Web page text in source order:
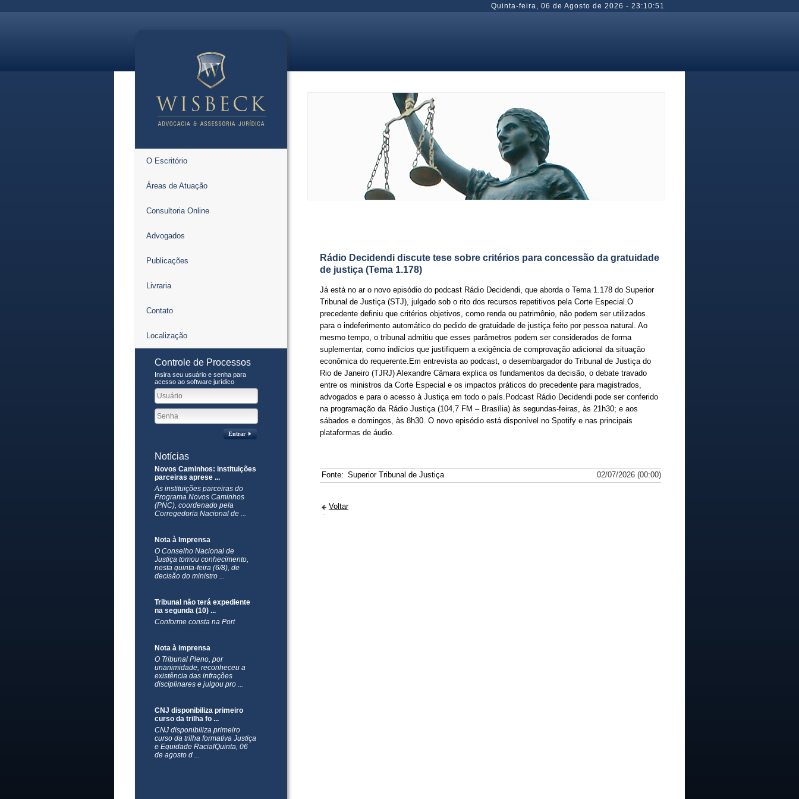
Quinta-feira, 06 de Agosto de 2026 - 23:10:51
O Escritório
Áreas de Atuação
Consultoria Online
Advogados
Publicações
Livraria
Contato
Localização
Controle de Processos
Insira seu usuário e senha para
acesso ao software jurídico
Entrar
Notícias
Novos Caminhos: instituições
parceiras aprese ...
As instituições parceiras do
Programa Novos Caminhos
(PNC), coordenado pela
Corregedoria Nacional de ...
Nota à Imprensa
O Conselho Nacional de
Justiça tomou conhecimento,
nesta quinta-feira (6/8), de
decisão do ministro ...
Tribunal não terá expediente
na segunda (10) ...
Conforme consta na Port
Nota à imprensa
​O Tribunal Pleno, por
unanimidade, reconheceu a
existência das infrações
disciplinares e julgou pro ...
CNJ disponibiliza primeiro
curso da trilha fo ...
CNJ disponibiliza primeiro
curso da trilha formativa Justiça
e Equidade RacialQuinta, 06
de agosto d ...
Rádio Decidendi discute tese sobre critérios para concessão da gratuidade
de justiça (Tema 1.178)
​Já está no ar o novo episódio do podcast Rádio Decidendi, que aborda o Tema 1.178 do Superior
Tribunal de Justiça (STJ), julgado sob o rito dos recursos repetitivos pela Corte Especial.O
precedente definiu que critérios objetivos, como renda ou patrimônio, não podem ser utilizados
para o indeferimento automático do pedido de gratuidade de justiça feito por pessoa natural. Ao
mesmo tempo, o tribunal admitiu que esses parâmetros podem ser considerados de forma
suplementar, como indícios que justifiquem a exigência de comprovação adicional da situação
econômica do requerente.Em entrevista ao podcast, o desembargador do Tribunal de Justiça do
Rio de Janeiro (TJRJ) Alexandre Câmara explica os fundamentos da decisão, o debate travado
entre os ministros da Corte Especial e os impactos práticos do precedente para magistrados,
advogados e para o acesso à Justiça em todo o país.Podcast Rádio Decidendi pode ser conferido
na programação da Rádio Justiça (104,7 FM – Brasília) às segundas-feiras, às 21h30; e aos
sábados e domingos, às 8h30. O novo episódio está disponível no Spotify e nas principais
plataformas de áudio.
Fonte: Superior Tribunal de Justiça 02/07/2026 (00:00)
Voltar